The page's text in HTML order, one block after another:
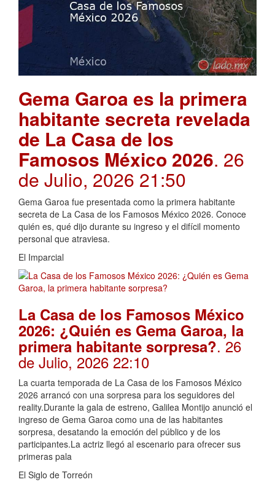
Gema Garoa es la primera
habitante secreta revelada
de La Casa de los
Famosos México 2026. 26
de Julio, 2026 21:50
Gema Garoa fue presentada como la primera habitante
secreta de La Casa de los Famosos México 2026. Conoce
quién es, qué dijo durante su ingreso y el difícil momento
personal que atraviesa.
El Imparcial
La Casa de los Famosos México
2026: ¿Quién es Gema Garoa, la
primera habitante sorpresa?. 26
de Julio, 2026 22:10
La cuarta temporada de La Casa de los Famosos México
2026 arrancó con una sorpresa para los seguidores del
reality.Durante la gala de estreno, Galilea Montijo anunció el
ingreso de Gema Garoa como una de las habitantes
sorpresa, desatando la emoción del público y de los
participantes.La actriz llegó al escenario para ofrecer sus
primeras pala
El Siglo de Torreón